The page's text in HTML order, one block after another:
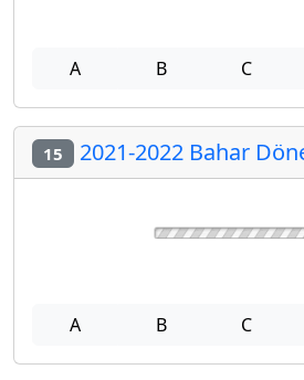
A B C
15 2021-2022 Bahar
A B C